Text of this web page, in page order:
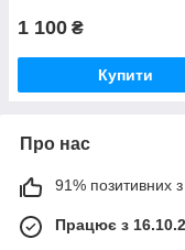
1 100 ₴
Купити
Про нас
91% позитивних з
Працює з